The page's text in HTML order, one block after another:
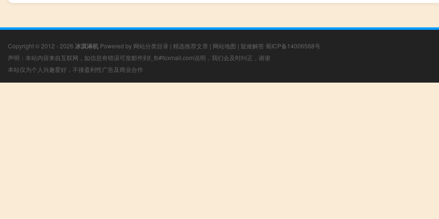
Copyright © 2012 - 2026 冰淇淋机 Powered by 网站分类目录 | 精选推荐文章 | 网站地图 | 疑难解答 蜀ICP备14006568号
声明：本站内容来自互联网，如信息有错误可发邮件到f_fb#foxmail.com说明，我们会及时纠正，谢谢
本站仅为个人兴趣爱好，不接盈利性广告及商业合作